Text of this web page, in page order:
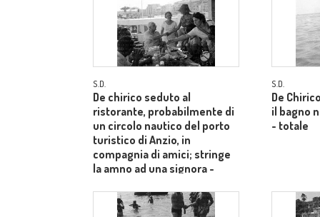
S.D.
De chirico seduto al
ristorante, probabilmente di
un circolo nautico del porto
turistico di Anzio, in
compagnia di amici; stringe
la amno ad una signora -
S.D.
De
il bagno
- totale